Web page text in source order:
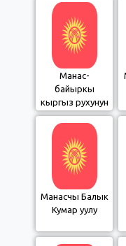
Манас-
байыркы
кыргыз рухунун
туу чокусу
Манасчы Балык
Кумар уулу